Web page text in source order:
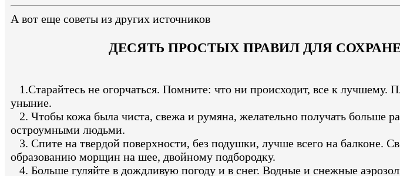
А вот еще советы из других источников
ДЕСЯТЬ ПРОСТЫХ ПРАВИЛ ДЛЯ
1.Старайтесь не огорчаться. Помните: что ни происходит, все к
уныние.
2. Чтобы кожа была чиста, свежа и румяна, желательно получать больше
остроумными людьми.
3. Спите на твердой поверхности, без подушки, лучше всего на балконе.
образованию морщин на шее, двойному подбородку.
4. Больше гуляйте в дождливую погоду и в снег. Водные и снежные